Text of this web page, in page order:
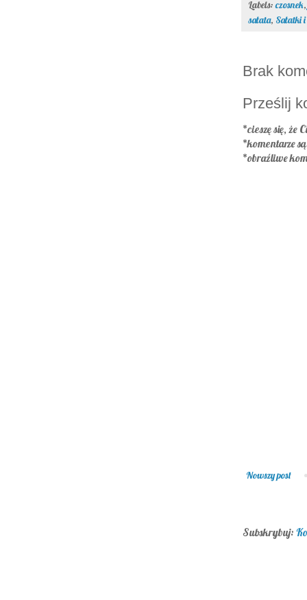
Labels:czosnek
sałata, Sałatki
Brak
Prześlij
*cieszę się, że
*komentarze
*obraźliwe
Nowszy post
Subskrybuj: